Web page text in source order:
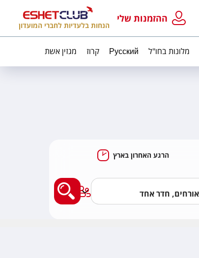
ההזמנות שלי
הנחות בלעדיות לחברי המועדון
מלונות בחו"ל Русский קרוז מגזין אשת
הרגע האחרון בארץ
מצאו לי מלון בארץ